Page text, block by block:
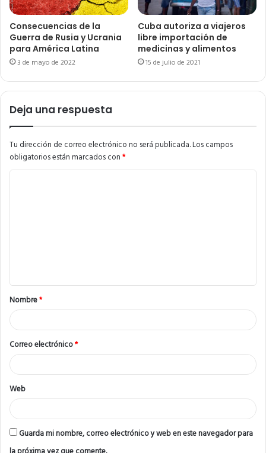
Consecuencias de la
Guerra de Rusia y Ucrania
para América Latina
3 de mayo de 2022
Cuba autoriza a viajeros
libre importación de
medicinas y alimentos
15 de julio de 2021
Deja una respuesta
Tu dirección de correo electrónico no será publicada.Los campos
obligatorios están marcados con*
a
r
i
o
*
Nombre*
Correo electrónico*
Web
Guarda mi nombre, correo electrónico y web en este navegador para